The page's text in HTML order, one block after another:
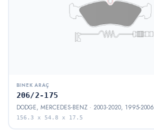
BINEK ARAÇ
206/2-175
DODGE, MERCEDES-BENZ · 2003-2020, 1995-2006
156.3 x 54.8 x 17.5